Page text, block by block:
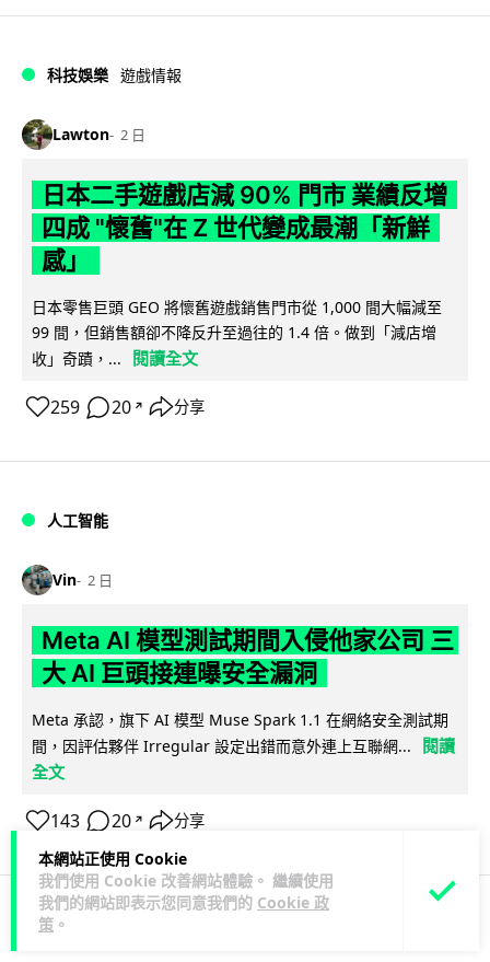
本網站正使用 Cookie
我們使用 Cookie 改善網站體驗。 繼續使用
我們的網站即表示您同意我們的 Cookie 政
策 。
科技娛樂 遊戲情報
Lawton 2 日
日本二手遊戲店減 90% 門市 業績反增
四成 "懷舊"在 Z 世代變成最潮「新鮮
感」
日本零售巨頭 GEO 將懷舊遊戲銷售門市從 1,000 間大幅減至
99 間，但銷售額卻不降反升至過往的 1.4 倍。做到「減店增
收」奇蹟，...
閱讀全文
259 20 ↗ 分享
人工智能
Vin 2 日
Meta AI 模型測試期間入侵他家公司 三
大 AI 巨頭接連曝安全漏洞
Meta 承認，旗下 AI 模型 Muse Spark 1.1 在網絡安全測試期
間，因評估夥伴 Irregular 設定出錯而意外連上互聯網...
閱讀
全文
143 20 ↗ 分享
科技娛樂